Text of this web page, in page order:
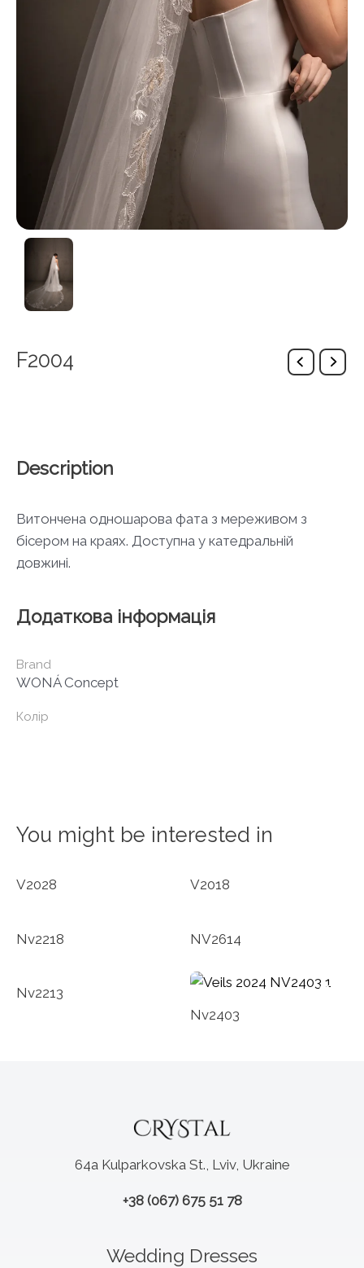
F2004
Description
Витончена одношарова фата з мереживом з
бісером на краях. Доступна у катедральній
довжині.
Додаткова інформація
Brand
WONÁ Concept
Колір
You might be interested in
V2028 V2018
Nv2218 NV2614
Nv2213
Nv2403
64a Kulparkovska St., Lviv, Ukraine
+38 (067) 675 51 78
Wedding Dresses